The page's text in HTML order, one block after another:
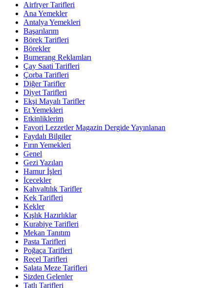
Airfryer Tarifleri
Ana Yemekler
Antalya Yemekleri
Başarılarım
Börek Tarifleri
Börekler
Bumerang Reklamları
Çay Saati Tarifleri
Çorba Tarifleri
Diğer Tarifler
Diyet Tarifleri
Ekşi Mayalı Tarifler
Et Yemekleri
Etkinliklerim
Favori Lezzetler Magazin Dergide Yayınlanan
Faydalı Bilgiler
Fırın Yemekleri
Genel
Gezi Yazıları
Hamur İşleri
İçecekler
Kahvaltılık Tarifler
Kek Tarifleri
Kekler
Kışlık Hazırlıklar
Kurabiye Tarifleri
Mekan Tanıtım
Pasta Tarifleri
Poğaça Tarifleri
Reçel Tarifleri
Salata Meze Tarifleri
Sizden Gelenler
Tatlı Tarifleri